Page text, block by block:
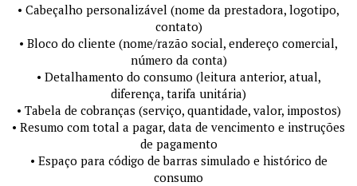
• Cabeçalho personalizável (nome da prestadora, logotipo,
contato)
• Bloco do cliente (nome/razão social, endereço comercial,
número da conta)
• Detalhamento do consumo (leitura anterior, atual,
diferença, tarifa unitária)
• Tabela de cobranças (serviço, quantidade, valor, impostos)
• Resumo com total a pagar, data de vencimento e instruções
de pagamento
• Espaço para código de barras simulado e histórico de
consumo